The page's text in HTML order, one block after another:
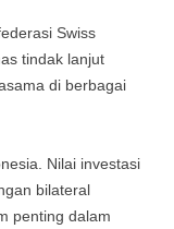
Swiss
tindak lanjut
di berbagai
Nilai investasi
bilateral
penting dalam